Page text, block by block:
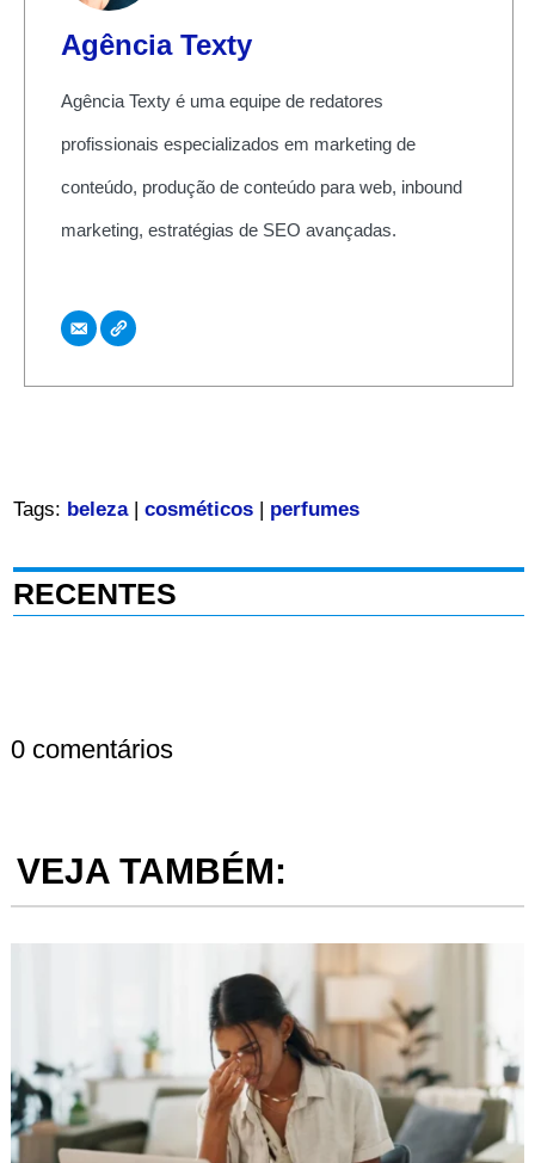
Agência Texty
Agência Texty é uma equipe de redatores
profissionais especializados em marketing de
conteúdo, produção de conteúdo para web, inbound
marketing, estratégias de SEO avançadas.
Tags: beleza| cosméticos| perfumes
RECENTES
0 comentários
VEJA TAMBÉM: